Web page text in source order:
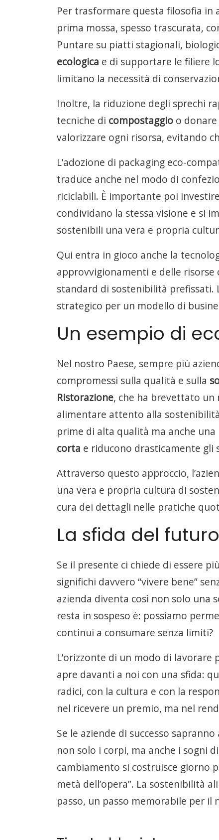
Per trasformare questa filosofia in
prima mossa, spesso trascurata,
Puntare su piatti stagionali,
ecologica e di supportare le filiere
limitano la necessità di
Inoltre, la riduzione degli sprechi
tecniche di compostaggio o
valorizzare ogni risorsa, evitando
L’adozione di packaging eco-
traduce anche nel modo di
riciclabili. È importante poi
condividano la stessa visione e si
sostenibili una vera e propria
Qui entra in gioco anche la
approvvigionamenti e delle
standard di sostenibilità prefissati.
strategico per un modello di
Un esempio di
Nel nostro Paese, sempre più
compromessi sulla qualità e sulla
Ristorazione, che ha brevettato
alimentare attento alla
prime di alta qualità ma anche
corta e riducono drasticamente gli
Attraverso questo approccio,
una vera e propria cultura di
cura dei dettagli nelle pratiche
La sfida del futuro
Se il presente ci chiede di essere
significhi davvero “vivere bene”
azienda diventa così non solo una
resta in sospeso è: possiamo
continui a consumare senza limiti?
L’orizzonte di un modo di lavorare
apre davanti a noi con una sfida:
radici, con la cultura e con la
nel ricevere un premio, ma nel
Se le aziende di successo
non solo i corpi, ma anche i sogni
cambiamento si costruisce giorno
metà dell’opera”. La sostenibilità
passo, un passo memorabile per